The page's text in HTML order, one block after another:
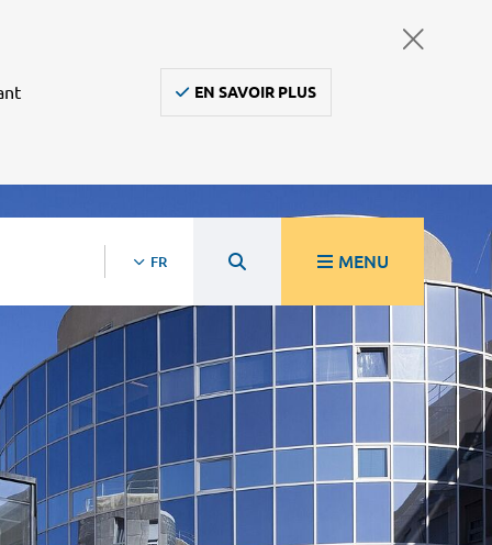
EN SAVOIR PLUS
FR MENU